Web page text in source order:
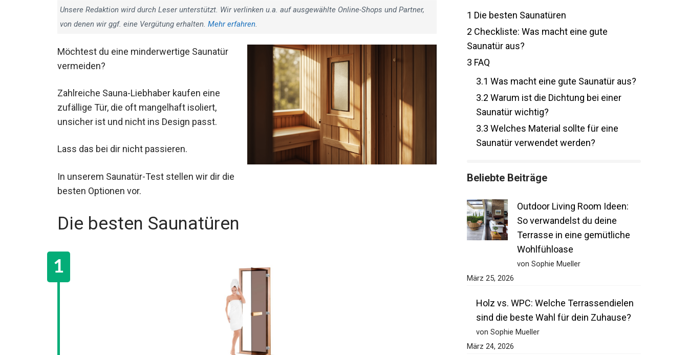
Unsere Redaktion wird durch Leser unterstützt. Wir verlinken u.a. auf ausgewählte Online-Shops und Partner,
von denen wir ggf. eine Vergütung erhalten. Mehr erfahren.
Möchtest du eine minderwertige Saunatür
vermeiden?
Zahlreiche Sauna-Liebhaber kaufen eine
zufällige Tür, die oft mangelhaft isoliert,
unsicher ist und nicht ins Design passt.
Lass das bei dir nicht passieren.
In unserem Saunatür-Test stellen wir dir die
besten Optionen vor.
Die besten Saunatüren
1 Die besten Saunatüren
2 Checkliste: Was macht eine gute
Saunatür aus?
3 FAQ
3.1 Was macht eine gute Saunatür aus?
3.2 Warum ist die Dichtung bei einer
Saunatür wichtig?
3.3 Welches Material sollte für eine
Saunatür verwendet werden?
Beliebte Beiträge
Outdoor Living Room Ideen:
So verwandelst du deine
Terrasse in eine gemütliche
Wohlfühloase
von Sophie Mueller
März 25, 2026
Holz vs. WPC: Welche Terrassendielen
sind die beste Wahl für dein Zuhause?
von Sophie Mueller
März 24, 2026